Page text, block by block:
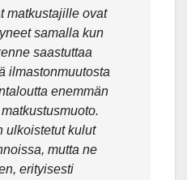
matkustajille ovat
samalla kun
saastuttaa
ilmastonmuutosta
enemmän
ulkoistetut kulut
mutta ne
erityisesti